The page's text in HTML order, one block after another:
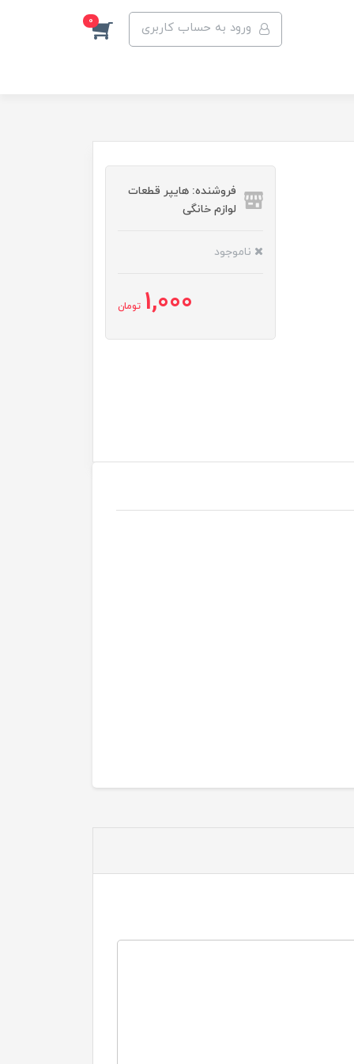
ورود به حساب کاربری 0
فروشنده: هایپر قطعات
لوازم خانگی
ناموجود
1,000 تومان